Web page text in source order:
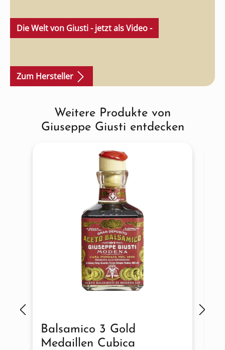
Die Welt von Giusti - jetzt als Video -
Zum Hersteller
Produktgalerie überspringen
Weitere Produkte von
Giuseppe Giusti entdecken
Balsamico 3 Gold
Medaillen Cubica